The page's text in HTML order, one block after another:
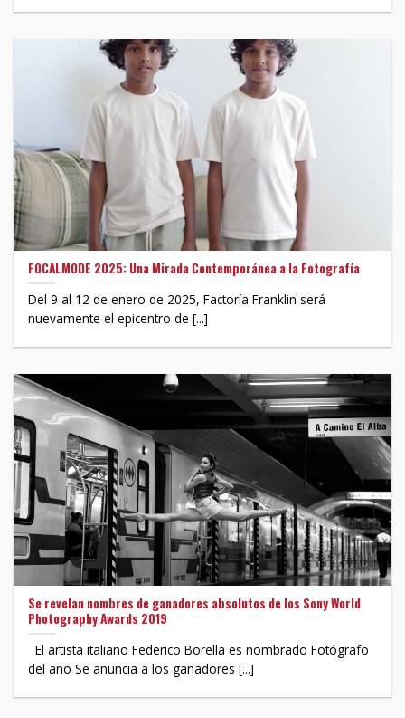
FOCALMODE 2025: Una Mirada Contemporánea a la Fotografía
Del 9 al 12 de enero de 2025, Factoría Franklin será
nuevamente el epicentro de [...]
Se revelan nombres de ganadores absolutos de los Sony World
Photography Awards 2019
El artista italiano Federico Borella es nombrado Fotógrafo
del año Se anuncia a los ganadores [...]